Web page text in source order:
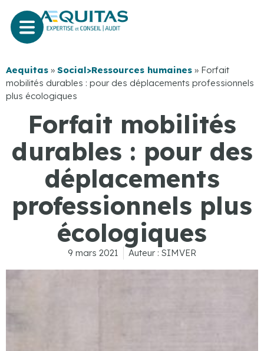
Aequitas » Social>Ressources humaines » Forfait
mobilités durables : pour des déplacements professionnels
plus écologiques
Forfait mobilités
durables : pour des
déplacements
professionnels plus
écologiques
9 mars 2021 Auteur : SIMVER